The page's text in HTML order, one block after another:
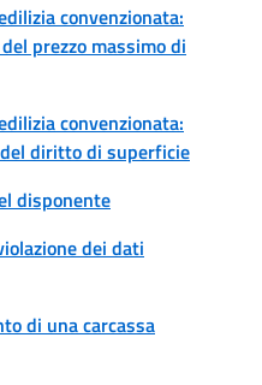
convenzionata:
prezzo massimo di
convenzionata:
diritto di superficie
disponente
dei dati
di una carcassa